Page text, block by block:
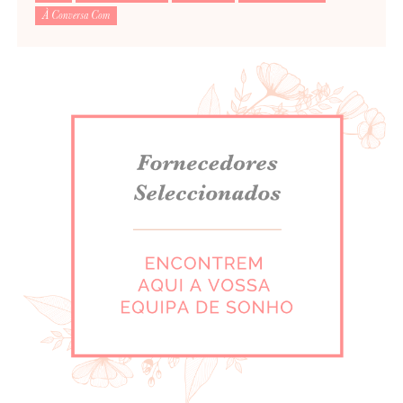
Para saber como tratamos e protegemos os seus dados, leia a nossa
À Conversa Com